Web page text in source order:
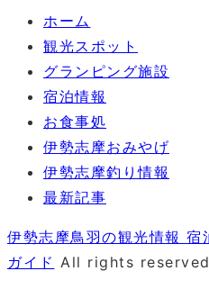
ホーム
観光スポット
グランピング施設
宿泊情報
お食事処
伊勢志摩おみやげ
伊勢志摩釣り情報
最新記事
伊勢志摩鳥羽の観光情報
ガイド All rights